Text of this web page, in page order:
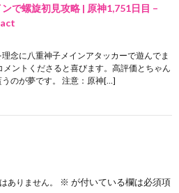
で螺旋初見攻略 | 原神1,751日目 –
念に八重神子メインアタッカーで遊んでま
メントくださると喜びます。高評価とちゃん
のが夢です。 注意：原神[…]
ありません。 ※ が付いている欄は必須項